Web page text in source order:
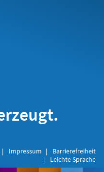
Impressum
Barrierefreiheit
Leichte Sprache